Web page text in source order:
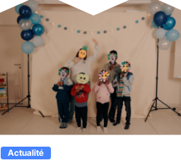
Actualité